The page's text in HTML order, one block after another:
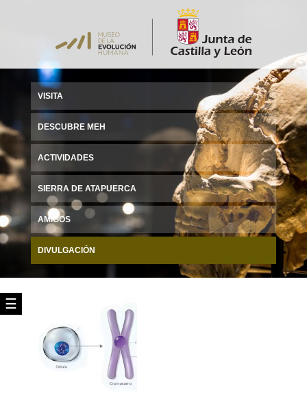
☰
VISITA
DESCUBRE MEH
ACTIVIDADES
SIERRA DE ATAPUERCA
AMIGOS
DIVULGACIÓN